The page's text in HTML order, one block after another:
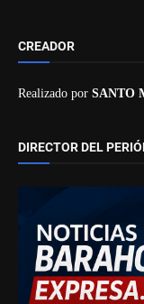
CREADOR
Realizado por SANTO
DIRECTOR DEL